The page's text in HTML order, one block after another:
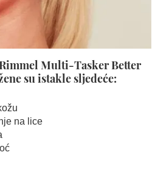
Multi-Tasker Better
su istakle sljedeće:
na lice